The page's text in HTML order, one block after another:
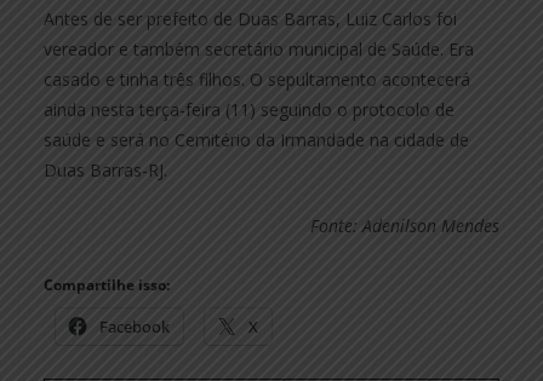
Antes de ser prefeito de Duas Barras, Luiz Carlos foi
vereador e também secretário municipal de Saúde. Era
casado e tinha três filhos. O sepultamento acontecerá
ainda nesta terça-feira (11) seguindo o protocolo de
saúde e será no Cemitério da Irmandade na cidade de
Duas Barras-RJ.
Fonte: Adenilson Mendes
Compartilhe isso:
Facebook X